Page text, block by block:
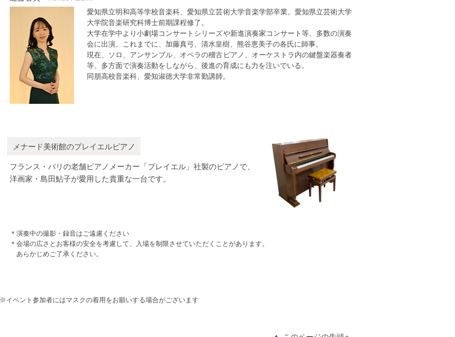
愛知県立明和高等学校音楽科、愛知県立芸術大学音楽学部卒業。愛知県立芸術大学
大学院音楽研究科博士前期課程修了。
大学在学中より小劇場コンサートシリーズや新進演奏家コンサート等、多数の演奏
会に出演。これまでに、加藤真弓、清水皇樹、熊谷恵美子の各氏に師事。
現在、ソロ、アンサンブル、オペラの稽古ピアノ、オーケストラ内の鍵盤楽器奏者
等、多方面で演奏活動をしながら、後進の育成にも力を注いでいる。
同朋高校音楽科、愛知淑徳大学非常勤講師。
メナード美術館のプレイエルピアノ
フランス・パリの老舗ピアノメーカー「プレイエル」社製のピアノで、
洋画家・島田鮎子が愛用した貴重な一台です。
＊演奏中の撮影・録音はご遠慮ください
＊会場の広さとお客様の安全を考慮して、入場を制限させていただくことがあります。
あらかじめご了承ください。
※イベント参加者にはマスクの着用をお願いする場合がございます